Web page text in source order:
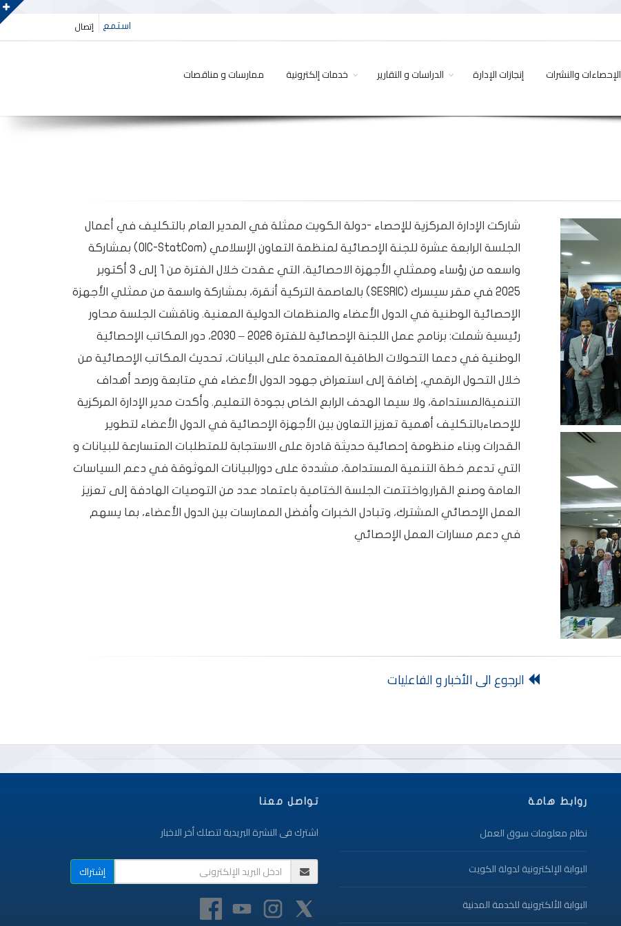
إتصال استمع
الإحصاءات والنشرات إنجازات الإدارة الدراسات و التقارير خدمات إلكترونية ممارسات و مناقصات
شاركت الإدارة المركزية للإحصاء -دولة الكويت ممثلة في المدير العام بالتكليف في أعمال
الجلسة الرابعة عشرة للجنة الإحصائية لمنظمة التعاون الإسلامي (OIC-StatCom) بمشاركة
واسعه من رؤساء وممثلي الأجهزة الاحصائية، التي عقدت خلال الفترة من 1 إلى 3 أكتوبر
2025 في مقر سيسرك (SESRIC) بالعاصمة التركية أنقرة، بمشاركة واسعة من ممثلي الأجهزة
الإحصائية الوطنية في الدول الأعضاء والمنظمات الدولية المعنية. وناقشت الجلسة محاور
رئيسية شملت: برنامج عمل اللجنة الإحصائية للفترة 2026 – 2030، دور المكاتب الإحصائية
الوطنية في دعما التحولات الطاقية المعتمدة على البيانات، تحديث المكاتب الإحصائية من
خلال التحول الرقمي، إضافة إلى استعراض جهود الدول الأعضاء في متابعة ورصد أهداف
التنميةالمستدامة، ولا سيما الهدف الرابع الخاص بجودة التعليم. وأكدت مدير الإدارة المركزية
للإحصاءبالتكليف أهمية تعزيز التعاون بين الأجهزة الإحصائية في الدول الأعضاء لتطوير
القدرات وبناء منظومة إحصائية حديثة قادرة على الاستجابة للمتطلبات المتسارعة للبيانات و
التي تدعم خطة التنمية المستدامة، مشددة على دورالبيانات الموثوقة في دعم السياسات
العامة وصنع القرار.واختتمت الجلسة الختامية باعتماد عدد من التوصيات الهادفة إلى تعزيز
العمل الإحصائي المشترك، وتبادل الخبرات وأفضل الممارسات بين الدول الأعضاء، بما يسهم
في دعم مسارات العمل الإحصائي
الرجوع الى الأخبار و الفاعليات
روابط هامة
نظام معلومات سوق العمل
البوابة الإلكترونية لدولة الكويت
البوابة الألكترونية للخدمة المدنية
تواصل معنا
اشترك فى النشرة البريدية لتصلك أخر الاخبار